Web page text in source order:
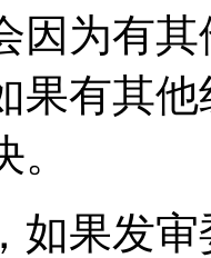
因为有
果有其
如果发